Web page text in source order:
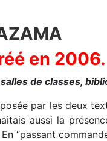
en 2006.
de classes,
par les deux
aussi la
“passant